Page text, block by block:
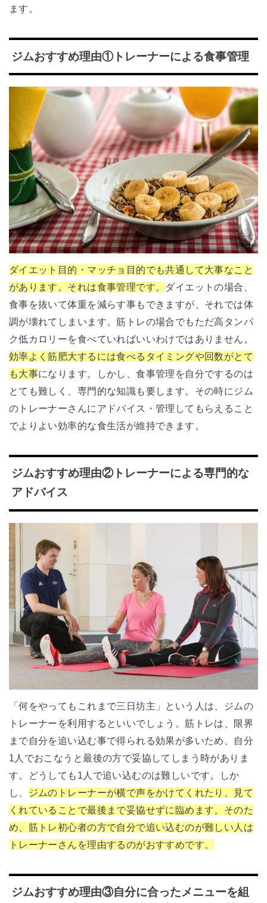
ます。
ジムおすすめ理由①トレーナーによる食事管理
ダイエット目的・マッチョ目的でも共通して大事なこと
があります。それは食事管理です。 ダイエットの場合、
食事を抜いて体重を減らす事もできますが、それでは体
調が壊れてしまいます。筋トレの場合でもただ高タンパ
ク低カロリーを食べていればいいわけではありません。
効率よく筋肥大するには食べるタイミングや回数がとて
も大事になります。しかし、食事管理を自分でするのは
とても難しく、専門的な知識も要します。その時にジム
のトレーナーさんにアドバイス・管理してもらえること
でよりよい効率的な食生活が維持できます。
ジムおすすめ理由②トレーナーによる専門的な
アドバイス
「何をやってもこれまで三日坊主」という人は、ジムの
トレーナーを利用するといいでしょう。筋トレは、限界
まで自分を追い込む事で得られる効果が多いため、自分
1人でおこなうと最後の方で妥協してしまう時がありま
す。どうしても1人で追い込むのは難しいです。しか
し、
ジムのトレーナーが横で声をかけてくれたり、見て
くれていることで最後まで妥協せずに臨めます。そのた
め、筋トレ初心者の方で自分で追い込むのが難しい人は
トレーナーさんを理由するのがおすすめです。
ジムおすすめ理由③自分に合ったメニューを組